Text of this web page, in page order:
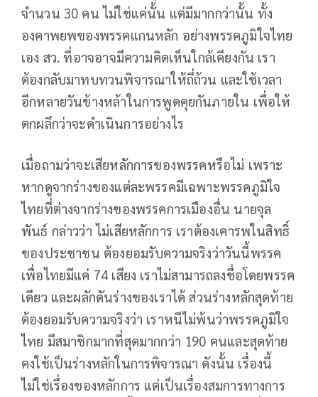
จำนวน 30 คน ไม่ใช่แค่นั้น แต่มีมากกว่านั้น ทั้ง
องคาพยพของพรรคแกนหลัก อย่างพรรคภูมิใจไทย
เอง สว. ที่อาจอาจมีความคิดเห็นใกล้เคียงกัน เรา
ต้องกลับมาทบทวนพิจารณาให้ถี่ถ้วน และใช้เวลา
อีกหลายวันข้างหล้าในการพูดคุยกันภายใน เพื่อให้
ตกผลึกว่าจะดำเนินการอย่างไร
เมื่อถามว่าจะเสียหลักการของพรรคหรือไม่ เพราะ
หากดูจากร่างของแต่ละพรรคมีเฉพาะพรรคภูมิใจ
ไทยที่ต่างจากร่างของพรรคการเมืองอื่น นายจุล
พันธ์ กล่าวว่า ไม่เสียหลักการ เราต้องเคารพในสิทธิ์
ของประชาชน ต้องยอมรับความจริงว่าวันนี้พรรค
เพื่อไทยมีแค่ 74 เสียง เราไม่สามารถลงชื่อโดยพรรค
เดียว และผลักดันร่างของเราได้ ส่วนร่างหลักสุดท้าย
ต้องยอมรับความจริงว่า เราหนีไม่พ้นว่าพรรคภูมิใจ
ไทย มีสมาชิกมากที่สุดมากกว่า 190 คนและสุดท้าย
คงใช้เป็นร่างหลักในการพิจารณา ดังนั้น เรื่องนี้
ไม่ใช่เรื่องของหลักการ แต่เป็นเรื่องสมการทางการ